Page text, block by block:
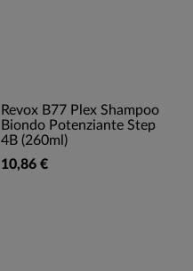
Revox B77 Plex Shampoo
Biondo Potenziante Step
4B (260ml)
10,86 €